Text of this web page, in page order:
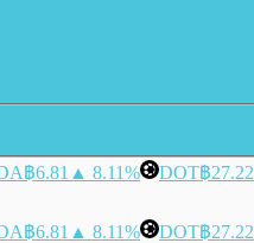
฿6.81 ▲ 8.11% DOT฿27.22
฿6.81 ▲ 8.11% DOT฿27.22